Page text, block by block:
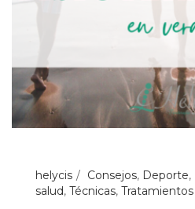
helycis Consejos, Deporte,
salud, Técnicas, Tratamientos